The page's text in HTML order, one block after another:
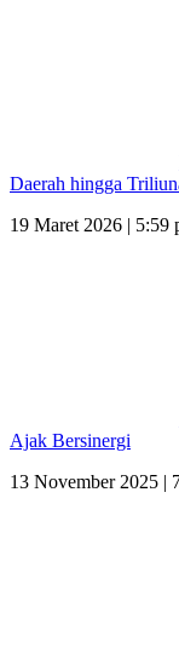
Daerah hingga
19 Maret 2026 | 5:59
Ajak Bersinergi
13 November 2025 |